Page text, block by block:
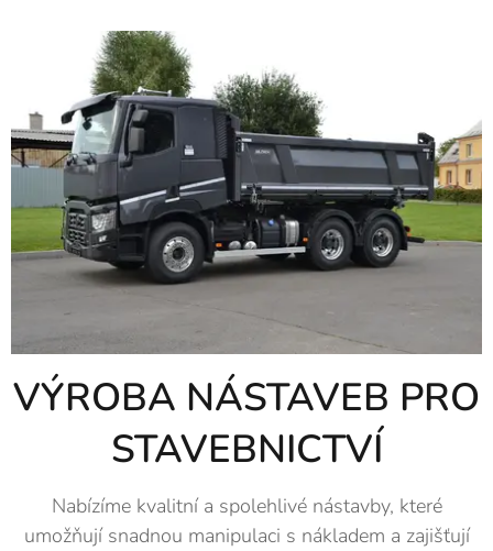
VÝROBA NÁSTAVEB PRO
STAVEBNICTVÍ
Nabízíme kvalitní a spolehlivé nástavby, které
umožňují snadnou manipulaci s nákladem a zajišťují